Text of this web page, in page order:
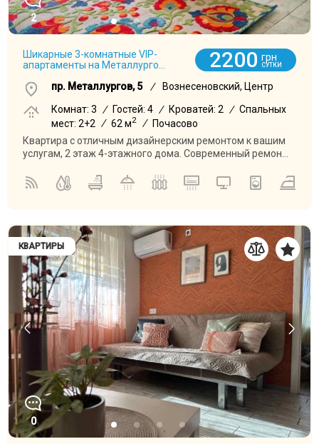
2
Шикарные 3-комнатные VIP-
апартаменты на Металлурго...
2200 грн
СУТКИ
пр. Металлургов, 5 /
Вознесеновский, Центр
Комнат: 3
/ Гостей: 4 / Кроватей: 2 / Спальных
мест: 2+2 / 62 м2 / Почасово
Квартира с отличным дизайнерским ремонтом к вашим
услугам, 2 этаж 4-этажного дома. Современный ремон...
КВАРТИРЫ
0